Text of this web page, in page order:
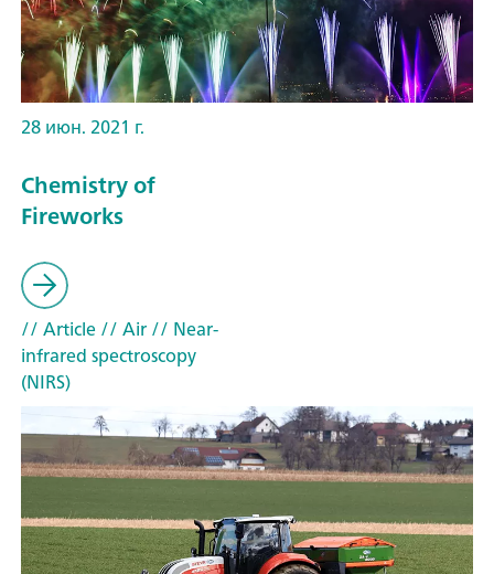
28 июн. 2021 г.
Chemistry of
Fireworks
// Article// Air// Near-
infrared spectroscopy
(NIRS)